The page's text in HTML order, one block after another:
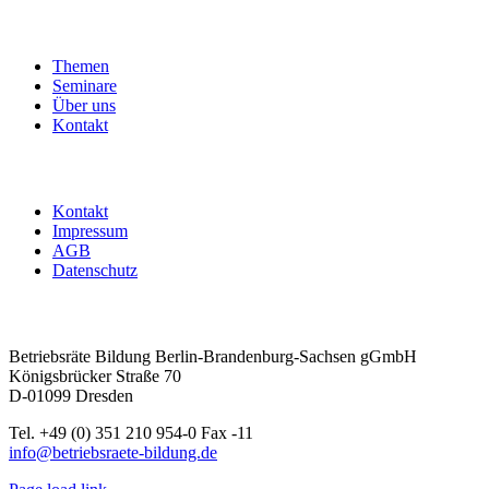
Themen
Seminare
Über uns
Kontakt
Kontakt
Impressum
AGB
Datenschutz
Betriebsräte Bildung Berlin-Brandenburg-Sachsen gGmbH
Königsbrücker Straße 70
D-01099 Dresden
Tel. +49 (0) 351 210 954-0 Fax -11
info@betriebsraete-bildung.de